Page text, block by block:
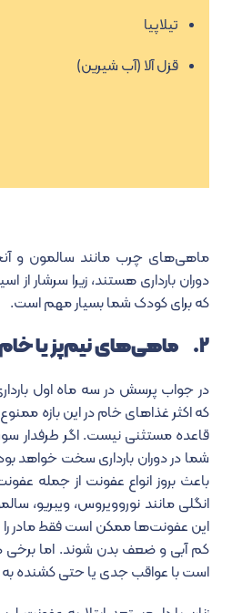
تیلاپیا
قزل آلا (آب شیرین)
ماهی‌های چرب مانند سالمون و
که برای کودک شما بسیار مهم است.
۲. ماهی‌های نیم‌پز یا خام
در جواب پرسش در سه ماه اول
که اکثر غذاهای خام در این بازه
قاعده مستثنی نیست. اگر طرفدار
شما در دوران بارداری سخت خواهد
باعث بروز انواع عفونت از جمله
انگلی مانند نوروویروس، ویبریو،
این عفونت‌ها ممکن است فقط مادر را
کم آبی و ضعف بدن شوند. اما برخی
است با عواقب جدی یا حتی کشنده